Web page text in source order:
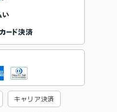
キャリア決済